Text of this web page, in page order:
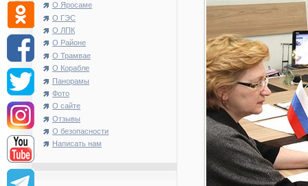
О Яросаме
О ГЭС
О ЛПК
О Районе
О Трамвае
О Корабле
Панорамы
Фото
О сайте
Отзывы
О безопасности
Написать нам